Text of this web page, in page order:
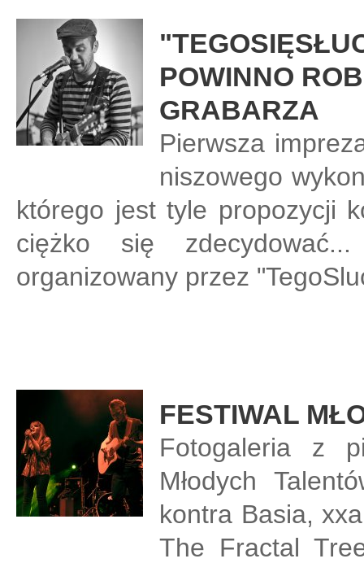
POWINNO
GRABARZA
Pierwsza
niszowego
którego jest tyle propozycji
ciężko się
organizowany przez
FESTIWAL
Fotogaleria z
Młodych
kontra Basia,
The Fractal